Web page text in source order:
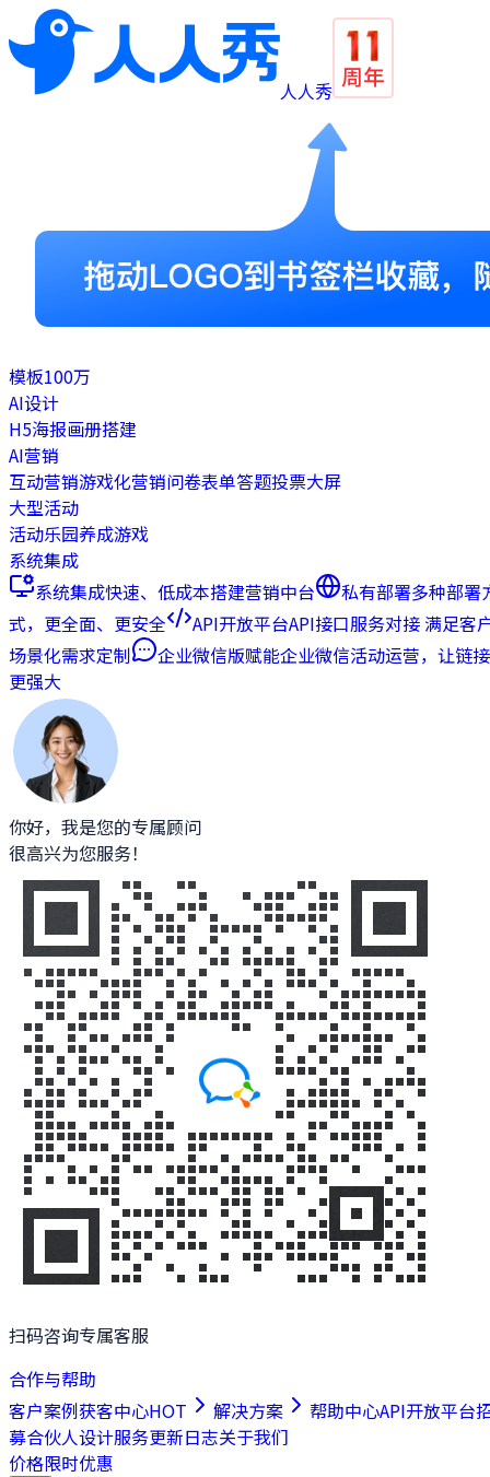
人人秀
模板100万
AI设计
H5海报画册搭建
AI营销
互动营销游戏化营销问卷表单答题投票大屏
大型活动
活动乐园养成游戏
系统集成
系统集成快速、低成本搭建营销中台 私有部署多种部署
式，更全面、更安全
API开放平台API接口服务对接 满足客
场景化需求定制
企业微信版赋能企业微信活动运营，让链接
更强大
你好，我是您的专属顾问
很高兴为您服务！
扫码咨询专属客服
合作与帮助
客户案例获客中心HOT 解决方案 帮助中心API开放平台
募合伙人设计服务更新日志关于我们
价格限时优惠